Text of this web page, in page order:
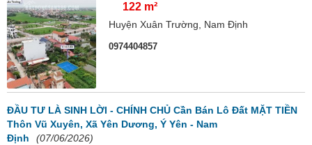
122 m²
Huyện Xuân Trường, Nam Định
0974404857
ĐẦU TƯ LÀ SINH LỜI - CHÍNH CHỦ Cần Bán Lô Đất MẶT TIỀN
Thôn Vũ Xuyên, Xã Yên Dương, Ý Yên - Nam
Định
(07/06/2026)